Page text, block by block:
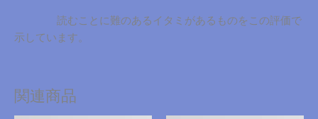
読むことに難のあるイタミがあるものをこの評価で
示しています。
関連商品